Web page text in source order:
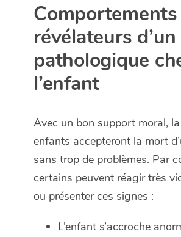
Comportements
révélateurs
pathologique
l’enfant
Avec un bon support moral,
enfants accepteront la mort
sans trop de problèmes. Par
certains peuvent réagir très
ou présenter ces signes :
L’enfant s’accroche